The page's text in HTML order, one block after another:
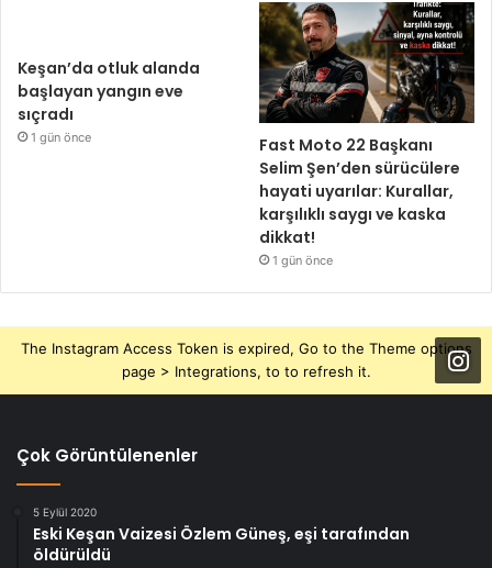
Keşan’da otluk alanda
başlayan yangın eve
sıçradı
1 gün önce
Fast Moto 22 Başkanı
Selim Şen’den sürücülere
hayati uyarılar: Kurallar,
karşılıklı saygı ve kaska
dikkat!
1 gün önce
The Instagram Access Token is expired, Go to the Theme options
page > Integrations, to to refresh it.
Çok Görüntülenenler
5 Eylül 2020
Eski Keşan Vaizesi Özlem Güneş, eşi tarafından
öldürüldü